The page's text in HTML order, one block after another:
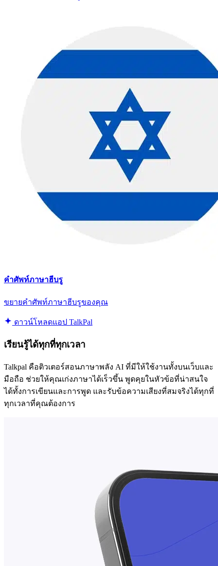
คำศัพท์ภาษาฮีบรู
ขยายคำศัพท์ภาษาฮีบรูของคุณ
ดาวน์โหลดแอป TalkPal
เรียนรู้ได้ทุกที่ทุกเวลา
Talkpal คือติวเตอร์สอนภาษาพลัง AI ที่มีให้ใช้งานทั้งบนเว็บและ
มือถือ ช่วยให้คุณเก่งภาษาได้เร็วขึ้น พูดคุยในหัวข้อที่น่าสนใจ
ได้ทั้งการเขียนและการพูด และรับข้อความเสียงที่สมจริงได้ทุกที่
ทุกเวลาที่คุณต้องการ